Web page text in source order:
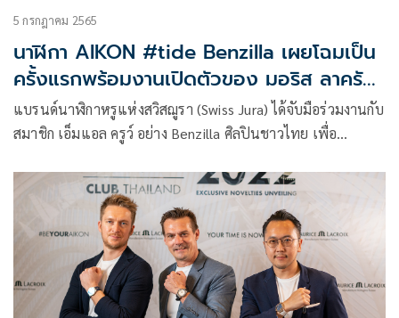
5 กรกฎาคม 2565
นาฬิกา AIKON #tide Benzilla เผยโฉมเป็น
ครั้งแรกพร้อมงานเปิดตัวของ มอริส ลาครัวซ์
บูติก คอนเซ็ปใหม่ ณ ใจกลางเมือง วันที่ 1
กรกฎาคม 2565
แบรนด์นาฬิกาหรูแห่งสวิสฌูรา (Swiss Jura) ได้จับมือร่วมงานกับ
สมาชิก เอ็มแอล ครูว์ อย่าง Benzilla ศิลปินชาวไทย เพื่อ